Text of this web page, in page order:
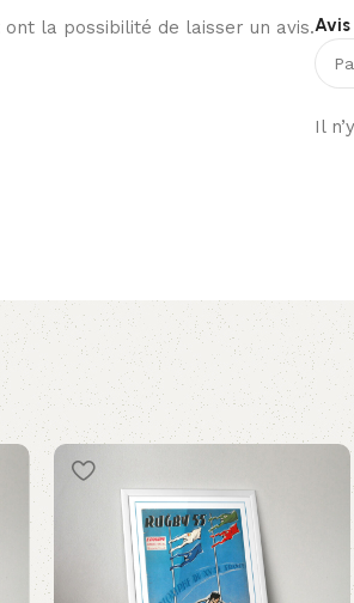
Avis
Il
la possibilité de laisser un avis.